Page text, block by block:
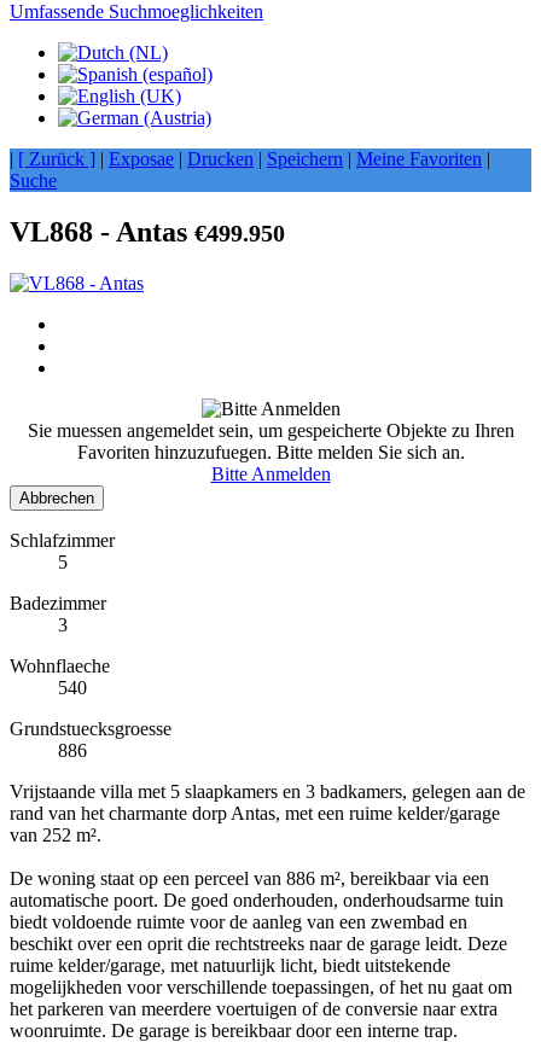
Umfassende Suchmoeglichkeiten
| [ Zurück ] | Exposae | Drucken | Speichern | Meine Favoriten |
Suche
VL868 - Antas €499.950
Sie muessen angemeldet sein, um gespeicherte Objekte zu Ihren
Favoriten hinzuzufuegen. Bitte melden Sie sich an.
Bitte Anmelden
Abbrechen
Schlafzimmer
5
Badezimmer
3
Wohnflaeche
540
Grundstuecksgroesse
886
Vrijstaande villa met 5 slaapkamers en 3 badkamers, gelegen aan de
rand van het charmante dorp Antas, met een ruime kelder/garage
van 252 m².
De woning staat op een perceel van 886 m², bereikbaar via een
automatische poort. De goed onderhouden, onderhoudsarme tuin
biedt voldoende ruimte voor de aanleg van een zwembad en
beschikt over een oprit die rechtstreeks naar de garage leidt. Deze
ruime kelder/garage, met natuurlijk licht, biedt uitstekende
mogelijkheden voor verschillende toepassingen, of het nu gaat om
het parkeren van meerdere voertuigen of de conversie naar extra
woonruimte. De garage is bereikbaar door een interne trap.